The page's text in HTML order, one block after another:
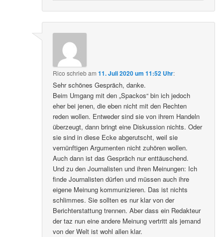
Rico schriebam11. Juli 2020 um 11:52 Uhr:
Sehr schönes Gespräch, danke.
Beim Umgang mit den „Spackos“ bin ich jedoch
eher bei jenen, die eben nicht mit den Rechten
reden wollen. Entweder sind sie von ihrem Handeln
überzeugt, dann bringt eine Diskussion nichts. Oder
sie sind in diese Ecke abgerutscht, weil sie
vernünftigen Argumenten nicht zuhören wollen.
Auch dann ist das Gespräch nur enttäuschend.
Und zu den Journalisten und ihren Meinungen: Ich
finde Journalisten dürfen und müssen auch ihre
eigene Meinung kommunizieren. Das ist nichts
schlimmes. Sie sollten es nur klar von der
Berichterstattung trennen. Aber dass ein Redakteur
der taz nun eine andere Meinung vertritt als jemand
von der Welt ist wohl allen klar.